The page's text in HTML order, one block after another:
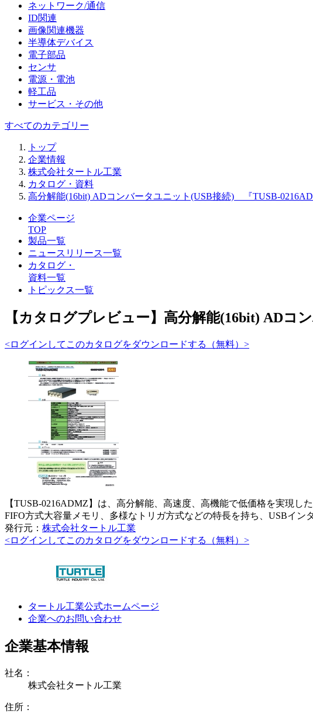
ネットワーク/通信
ID関連
画像関連機器
半導体デバイス
電子部品
センサ
電源・電池
軽工品
サービス・その他
すべてのカテゴリー
トップ
企業情報
株式会社タートル工業
カタログ・資料
高分解能(16bit) ADコンバータユニット(USB接続) 『TUSB-
企業ページ
TOP
製品一覧
ニュースリリース一覧
カタログ・
資料一覧
トピックス一覧
【カタログプレビュー】高分解能(16bit) ADコ
<ログインしてこのカタログをダウンロードする（無料）>
【TUSB-0216ADMZ】は、高分解能、高速度、高機能で低価格を実現
FIFO方式大容量メモリ、多様なトリガ方式などの特長を持ち、USBイン
発行元： 株式会社タートル工業
<ログインしてこのカタログをダウンロードする（無料）>
タートル工業公式ホームページ
企業へのお問い合わせ
企業基本情報
社名：
株式会社タートル工業
住所：